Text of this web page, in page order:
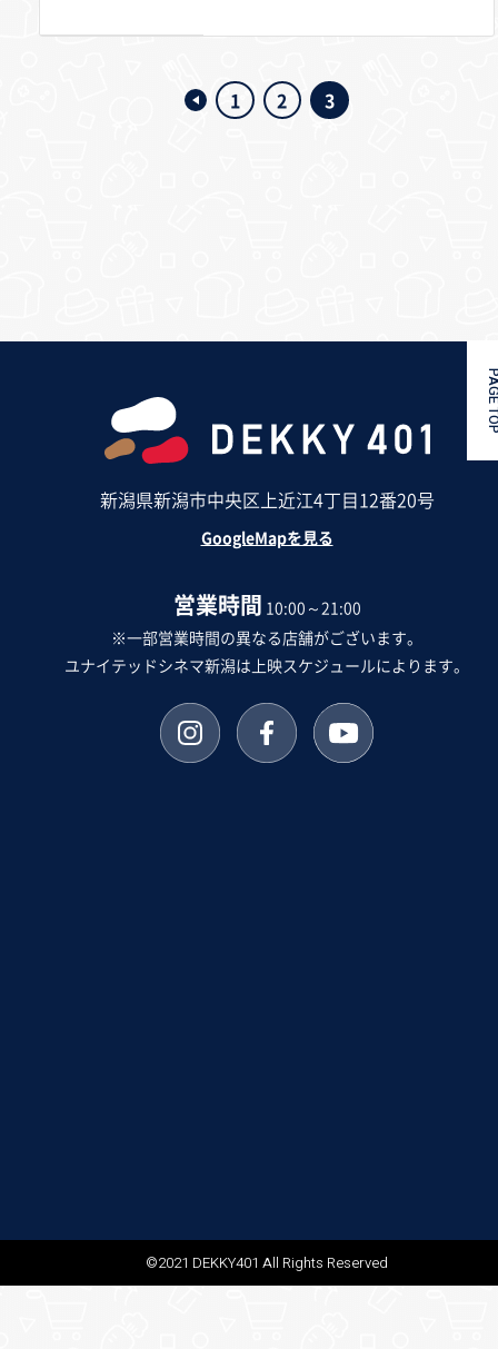
1 2 3
新潟県新潟市中央区上近江4丁目12番20号
GoogleMapを見る
営業時間 10:00～21:00
※一部営業時間の異なる店舗がございます。
ユナイテッドシネマ新潟は上映スケジュールによります。
©2021 DEKKY401 All Rights Reserved